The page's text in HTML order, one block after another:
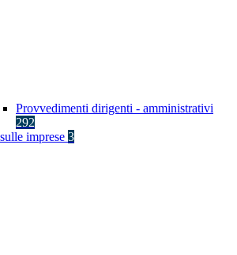
Provvedimenti dirigenti - amministrativi
292
imprese 3